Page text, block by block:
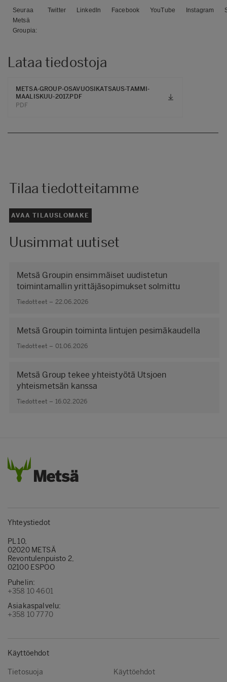
Seuraa
Metsä
Groupia:
Twitter LinkedIn Facebook YouTube Instagram
Lataa tiedostoja
METSA-GROUP-OSAVUOSIKATSAUS-TAMMI-
MAALISKUU-2017.PDF
PDF
Tilaa tiedotteitamme
AVAA TILAUSLOMAKE
Uusimmat uutiset
Metsä Groupin ensimmäiset uudistetun
toimintamallin yrittäjäsopimukset solmittu
Tiedotteet – 22.06.2026
Metsä Groupin toiminta lintujen pesimäkaudella
Tiedotteet – 01.06.2026
Metsä Group tekee yhteistyötä Utsjoen
yhteismetsän kanssa
Tiedotteet – 16.02.2026
Yhteystiedot
PL 10,
02020 METSÄ
Revontulenpuisto 2,
02100 ESPOO
Puhelin:
+358 10 4601
Asiakaspalvelu:
+358 10 7770
Käyttöehdot
Tietosuoja
Käyttöehdot